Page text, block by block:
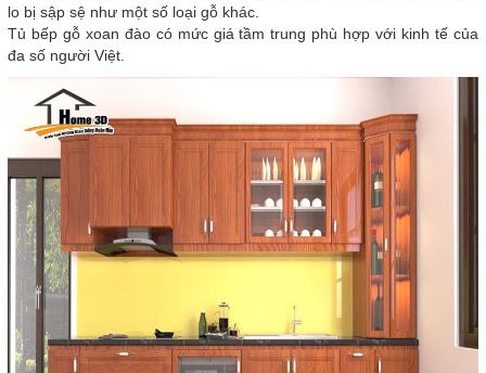
lo bị sập sệ như một số loại gỗ khác.
Tủ bếp gỗ xoan đào có mức giá tầm trung phù hợp với kinh tế của
đa số người Việt.